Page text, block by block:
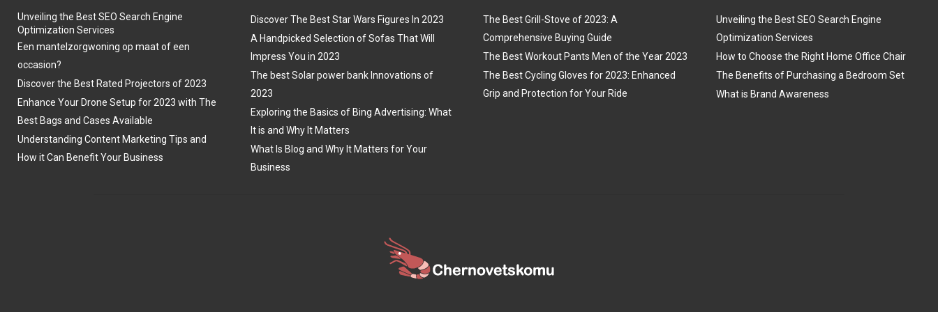
Unveiling the Best SEO Search Engine
Optimization Services
Een mantelzorgwoning op maat of een
occasion?
Discover the Best Rated Projectors of 2023
Enhance Your Drone Setup for 2023 with The
Best Bags and Cases Available
Understanding Content Marketing Tips and
How it Can Benefit Your Business
Discover The Best Star Wars Figures In 2023
A Handpicked Selection of Sofas That Will
Impress You in 2023
The best Solar power bank Innovations of
2023
Exploring the Basics of Bing Advertising: What
It is and Why It Matters
What Is Blog and Why It Matters for Your
Business
The Best Grill-Stove of 2023: A
Comprehensive Buying Guide
The Best Workout Pants Men of the Year 2023
The Best Cycling Gloves for 2023: Enhanced
Grip and Protection for Your Ride
Unveiling the Best SEO Search Engine
Optimization Services
How to Choose the Right Home Office Chair
The Benefits of Purchasing a Bedroom Set
What is Brand Awareness